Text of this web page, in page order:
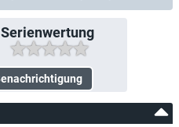
Serienwertung